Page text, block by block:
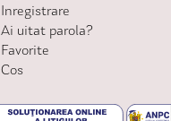
Inregistrare
Ai uitat parola?
Favorite
Cos